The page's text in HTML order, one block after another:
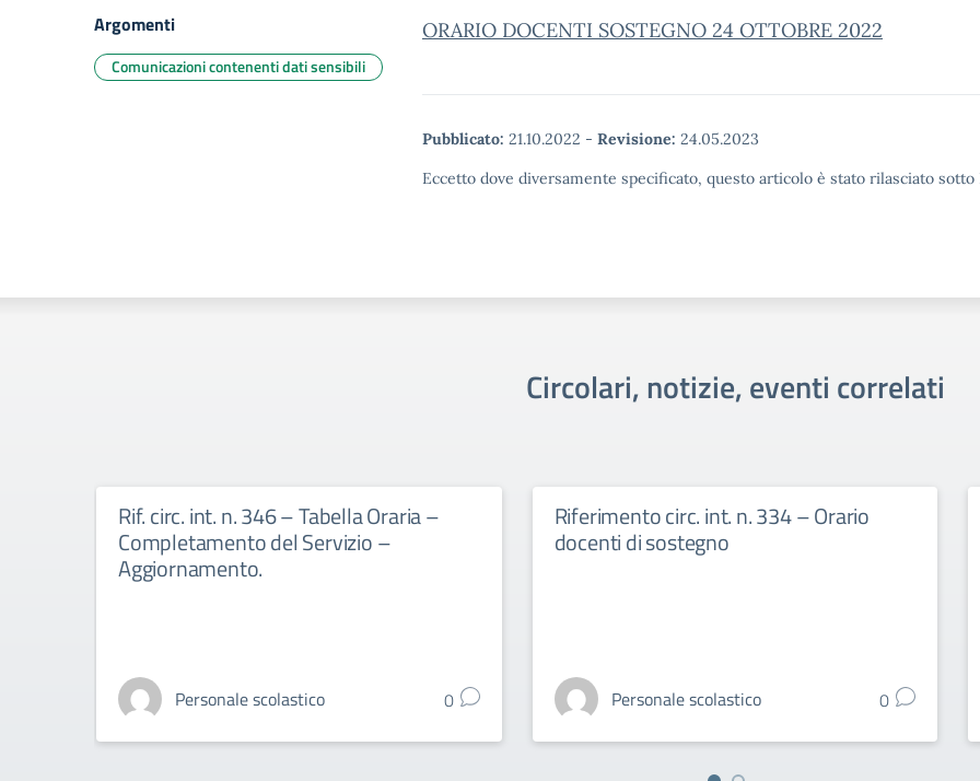
ORARIO DOCENTI SOSTEGNO 24 OTTOBRE 2022
Pubblicato: 21.10.2022 - Revisione: 24.05.2023
Eccetto dove diversamente specificato, questo articolo è stato rilasciato
Argomenti
Comunicazioni contenenti dati sensibili
Circolari, notizie, eventi correlati
Rif. circ. int. n. 346 – Tabella Oraria –
Completamento del Servizio –
Aggiornamento.
Personale scolastico 0
Riferimento circ. int. n. 334 – Orario
docenti di sostegno
Personale scolastico 0